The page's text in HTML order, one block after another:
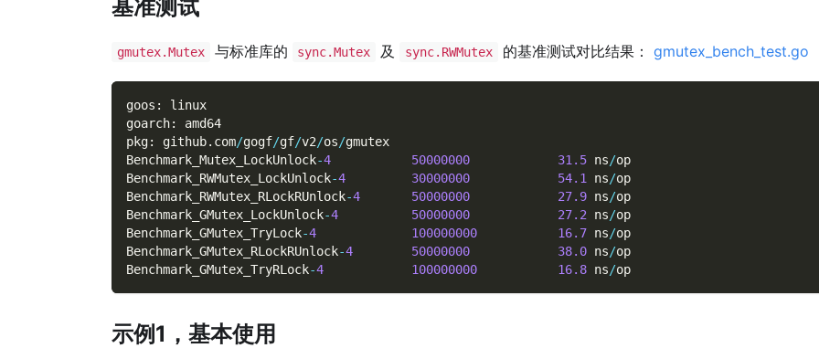
基准测试
gmutex.Mutex 与标准库的 sync.Mutex 及 sync.RWMutex 的基准测试对比结果： gmutex_bench_test.go
goos :
linux
goarch:
amd64
pkg: github. com/gogf/gf/v2/os/gmutex
Benchmark_Mutex_LockUnlock-4 50000000 31.5 ns/op
Benchmark_RWMutex_LockUnlock-4 30000000 54.1 ns/op
Benchmark_RWMutex_RLockRUnlock-4 50000000 27.9 ns/op
Benchmark_GMutex_LockUnlock-4 50000000 27.2 ns/op
Benchmark_GMutex_TryLock-4 100000000 16.7 ns/op
Benchmark_GMutex_RLockRUnlock-4 50000000 38.0 ns/op
Benchmark_GMutex_TryRLock-4 100000000 16.8 ns/op
示例1，基本使用